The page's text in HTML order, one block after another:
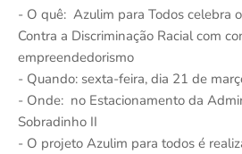
- O quê: Azulim para Todos celebra
Contra a Discriminação Racial com
empreendedorismo
- Quando: sexta-feira, dia 21 de
- Onde: no Estacionamento da
Sobradinho II
- O projeto Azulim para todos é